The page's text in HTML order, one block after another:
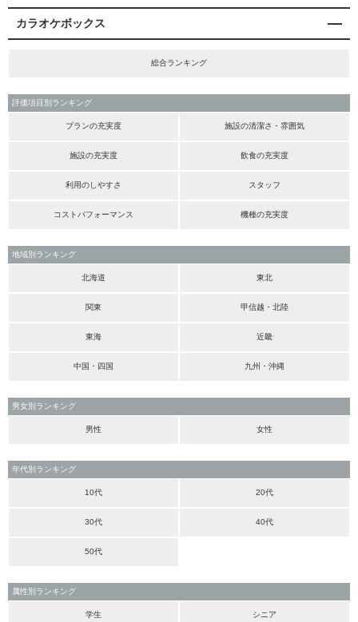
カラオケボックス
総合ランキング
評価項目別ランキング
プランの充実度 施設の清潔さ・雰囲気
施設の充実度 飲食の充実度
利用のしやすさ スタッフ
コストパフォーマンス 機種の充実度
地域別ランキング
北海道 東北
関東 甲信越・北陸
東海 近畿
中国・四国 九州・沖縄
男女別ランキング
男性 女性
年代別ランキング
10代 20代
30代 40代
50代
属性別ランキング
学生 シニア